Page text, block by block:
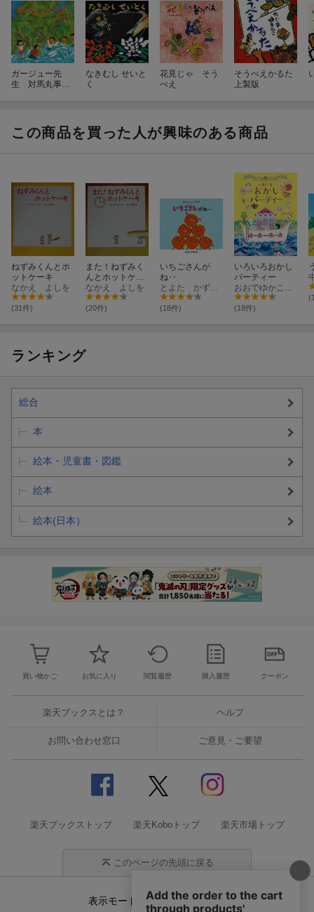
ガージュー先
生 対馬丸事件
なきむし せいと
く
花見じゃ そう
べえ
そうべえかるた
上製版
この商品を買った人が興味のある商品
ねずみくんとホ
ットケーキ
なかえ よしを
(31件)
また！ねずみく
んとホットケー
キ
なかえ よしを
(20件)
いちごさんが
ね‥
(18件)
いろいろおかし
パーティー
(18件)
ランキング
総合
本
絵本・児童書・図鑑
絵本
絵本(日本）
買い物かご お気に入り 閲覧履歴 購入履歴 クーポン
楽天ブックスとは？ ヘルプ
お問い合わせ窓口 ご意見・ご要望
楽天ブックストップ 楽天Koboトップ 楽天市場トップ
このページの先頭に戻る
表示モード モバイル PC